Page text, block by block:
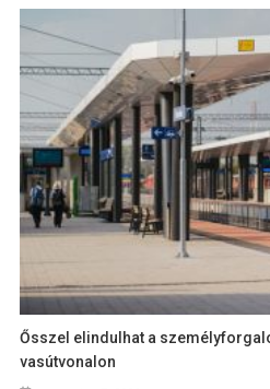
Ősszel elindulhat a
vasútvonalon